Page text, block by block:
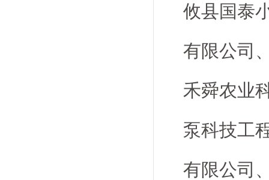
攸县国泰
有限公司
禾舜农业
泵科技工
有限公司